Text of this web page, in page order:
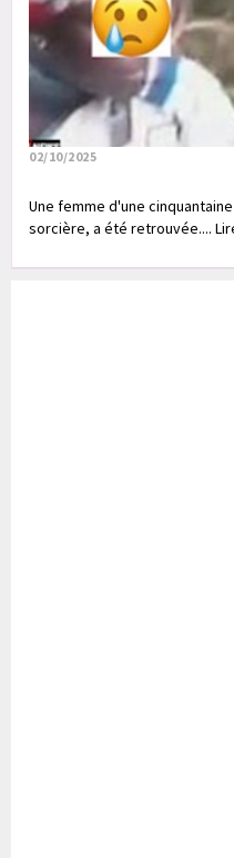
02/10/2025
Une femme d'une
sorcière, a été retrouvée....